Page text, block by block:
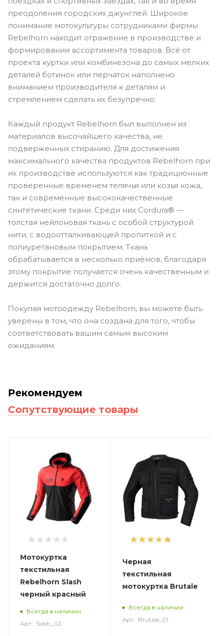
преодоления городских джунглей. Широкое
понимание мотокультуры сотрудниками фирмы
Rebelhorn находит отражение в производстве и
формировании ассортимента товаров. Всё от
проекта куртки или комбинезона до самых мелких
деталей ботинок или перчаток наполнено
вниманием производителя к деталям и
стремлением сделать их безупречно.
Каждый продукт Rebelhorn был выполнен из
материалов высочайшего качества, не
подверженных стиранию. Для достижения
максимального качества продуктов Rebelhorn при
их производстве используются как традиционные
проверенные временем телячья или козья кожа,
так и современные высококачественные
синтетические ткани. Среди них Cordura® —
толстая нейлоновая ткань с особой структурой
нити, с водоотталкивающей пропиткой и с
полиуретановым покрытием. Ткань
обрабатывается в несколько приёмов, благодаря
этому покрытие получается очень качественным и
держится достаточно долго.
Покупая мотоодежду Rebelhorn, вы можете быть
уверены в том, что она создана для того, чтобы
соответствовать вашим самым высоким
ожиданиям.
Рекомендуем
Сопутствующие товары
Мотокуртка
текстильная
Rebelhorn Slash
черный красный
Всегда в наличии
Арт.: Slash_02
5
Черная
текстильная
мотокуртка Brutale
Всегда в наличии
Арт.: Brutale_01